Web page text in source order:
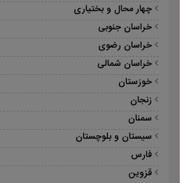
چهار محال و بختیاری
خراسان جنوبی
خراسان رضوی
خراسان شمالی
خوزستان
زنجان
سمنان
سیستان و بلوچستان
فارس
قزوین